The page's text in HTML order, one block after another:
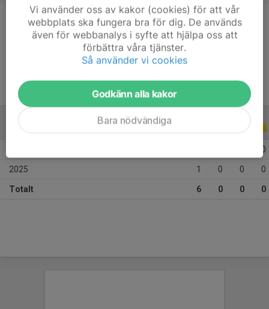
Position
-
12 år
0
2025 1 0 0 0
Totalt 6 0 0 0
Vi använder oss av kakor (cookies) för att vår
webbplats ska fungera bra för dig. De används
även för webbanalys i syfte att hjälpa oss att
förbättra våra tjänster.
Så använder vi cookies
Godkänn alla kakor
Bara nödvändiga